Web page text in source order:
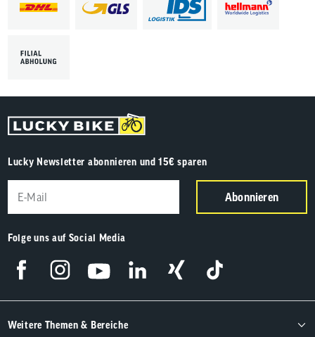
Lucky Newsletter abonnieren und 15€ sparen
Abonnieren
Folge uns auf Social Media
Weitere Themen & Bereiche